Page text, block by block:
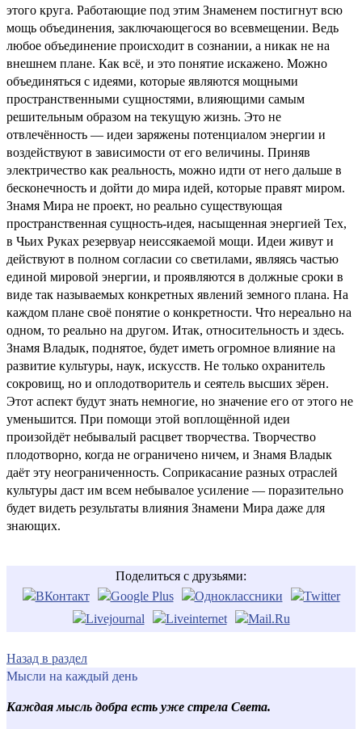
этого круга. Работающие под этим Знаменем постигнут всю
мощь объединения, заключающегося во всевмещении. Ведь
любое объединение происходит в сознании, а никак не на
внешнем плане. Как всё, и это понятие искажено. Можно
объединяться с идеями, которые являются мощными
пространственными сущностями, влияющими самым
решительным образом на текущую жизнь. Это не
отвлечённость — идеи заряжены потенциалом энергии и
воздействуют в зависимости от его величины. Приняв
электричество как реальность, можно идти от него дальше в
бесконечность и дойти до мира идей, которые правят миром.
Знамя Мира не проект, но реально существующая
пространственная сущность-идея, насыщенная энергией Тех,
в Чьих Руках резервуар неиссякаемой мощи. Идеи живут и
действуют в полном согласии со светилами, являясь частью
единой мировой энергии, и проявляются в должные сроки в
виде так называемых конкретных явлений земного плана. На
каждом плане своё понятие о конкретности. Что нереально на
одном, то реально на другом. Итак, относительность и здесь.
Знамя Владык, поднятое, будет иметь огромное влияние на
развитие культуры, наук, искусств. Не только охранитель
сокровищ, но и оплодотворитель и сеятель высших зёрен.
Этот аспект будут знать немногие, но значение его от этого не
уменьшится. При помощи этой воплощённой идеи
произойдёт небывалый расцвет творчества. Творчество
плодотворно, когда не ограничено ничем, и Знамя Владык
даёт эту неограниченность. Соприкасание разных отраслей
культуры даст им всем небывалое усиление — поразительно
будет видеть результаты влияния Знамени Мира даже для
знающих.
Поделиться с друзьями:
Назад в раздел
Мысли на каждый день
Каждая мысль добра есть уже стрела Света.